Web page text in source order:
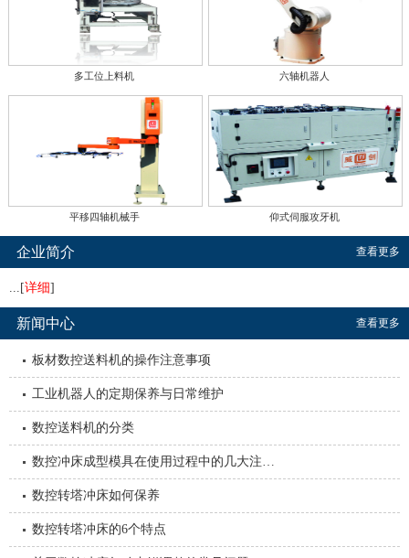
多工位上料机 六轴机器人
平移四轴机械手 仰式伺服攻牙机
企业简介 查看更多
...[详细]
新闻中心 查看更多
板材数控送料机的操作注意事项
工业机器人的定期保养与日常维护
数控送料机的分类
数控冲床成型模具在使用过程中的几大注…
数控转塔冲床如何保养
数控转塔冲床的6个特点